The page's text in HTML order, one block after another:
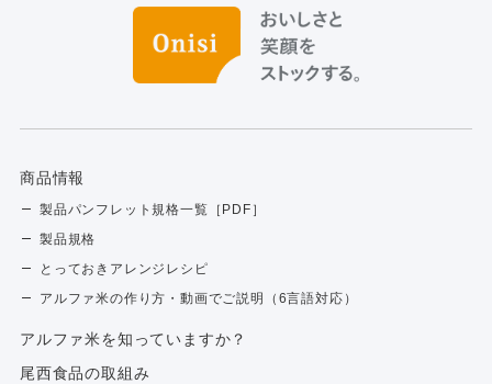
商品情報
製品パンフレット規格一覧［PDF］
製品規格
とっておきアレンジレシピ
アルファ米の作り方・動画でご説明（6言語対応）
アルファ⽶を知っていますか？
尾西食品の取組み